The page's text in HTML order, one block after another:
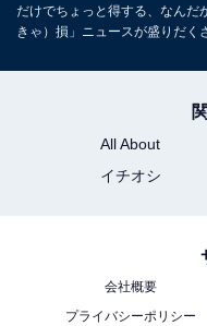
だけでちょっと得する、なんだ
きゃ）損」ニュースが盛りだく
All About
イチオシ
会社概要
プライバシーポリシー